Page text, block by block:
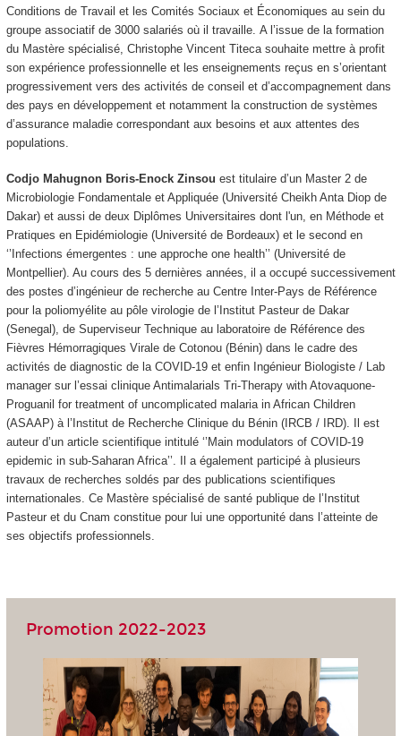
Conditions de Travail et les Comités Sociaux et Économiques au sein du
groupe associatif de 3000 salariés où il travaille. A l’issue de la formation
du Mastère spécialisé, Christophe Vincent Titeca souhaite mettre à profit
son expérience professionnelle et les enseignements reçus en s’orientant
progressivement vers des activités de conseil et d’accompagnement dans
des pays en développement et notamment la construction de systèmes
d’assurance maladie correspondant aux besoins et aux attentes des
populations.
Codjo Mahugnon Boris-Enock Zinsou est titulaire d’un Master 2 de
Microbiologie Fondamentale et Appliquée (Université Cheikh Anta Diop de
Dakar) et aussi de deux Diplômes Universitaires dont l'un, en Méthode et
Pratiques en Epidémiologie (Université de Bordeaux) et le second en
‘’Infections émergentes : une approche one health’’ (Université de
Montpellier). Au cours des 5 dernières années, il a occupé successivement
des postes d’ingénieur de recherche au Centre Inter-Pays de Référence
pour la poliomyélite au pôle virologie de l’Institut Pasteur de Dakar
(Senegal), de Superviseur Technique au laboratoire de Référence des
Fièvres Hémorragiques Virale de Cotonou (Bénin) dans le cadre des
activités de diagnostic de la COVID-19 et enfin Ingénieur Biologiste / Lab
manager sur l’essai clinique Antimalarials Tri-Therapy with Atovaquone-
Proguanil for treatment of uncomplicated malaria in African Children
(ASAAP) à l’Institut de Recherche Clinique du Bénin (IRCB / IRD). Il est
auteur d’un article scientifique intitulé ‘’Main modulators of COVID-19
epidemic in sub-Saharan Africa’’. Il a également participé à plusieurs
travaux de recherches soldés par des publications scientifiques
internationales. Ce Mastère spécialisé de santé publique de l’Institut
Pasteur et du Cnam constitue pour lui une opportunité dans l’atteinte de
ses objectifs professionnels.
Promotion 2022-2023